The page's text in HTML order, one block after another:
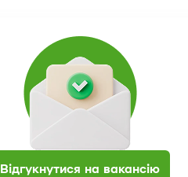
Відгукнутися на вакансію